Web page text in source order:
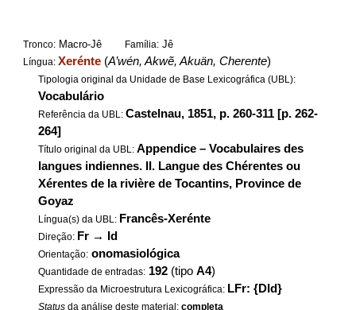
Tronco: Macro-Jê Família: Jê
Língua:Xerénte (A’wén, Akwẽ, Akuän, Cherente)
Tipologia original da Unidade de Base Lexicográfica (UBL):
Vocabulário
Referência da UBL:Castelnau, 1851, p. 260-311 [p. 262-
264]
Título original da UBL:Appendice – Vocabulaires des
langues indiennes. II. Langue des Chérentes ou
Xérentes de la rivière de Tocantins, Province de
Goyaz
Língua(s) da UBL: Francês-Xerénte
Direção: Fr → Id
Orientação: onomasiológica
Quantidade de entradas: 192 (tipoA4)
Expressão da Microestrutura Lexicográfica: LFr: {DId}
Status da análise deste material:completa